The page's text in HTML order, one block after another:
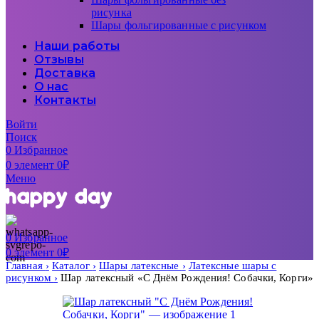
рисунка
Шары фольгированные с рисунком
Наши работы
Отзывы
Доставка
О нас
Контакты
Войти
Поиск
0Избранное
0элемент 0₽
Меню
0Избранное
0элемент 0₽
Главная Каталог Шары латексные
Латексные шары с
рисунком
Шар латексный «С Днём Рождения! Собачки, Корги»